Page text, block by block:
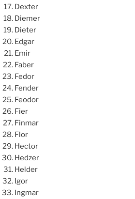
Dexter
Diemer
Dieter
Edgar
Emir
Faber
Fedor
Fender
Feodor
Fier
Finmar
Flor
Hector
Hedzer
Helder
Igor
Ingmar